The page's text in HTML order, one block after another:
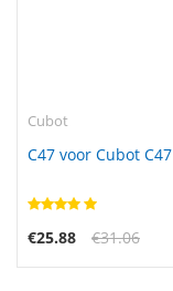
Cubot
C47 voor Cubot C47
€25.88 €31.06